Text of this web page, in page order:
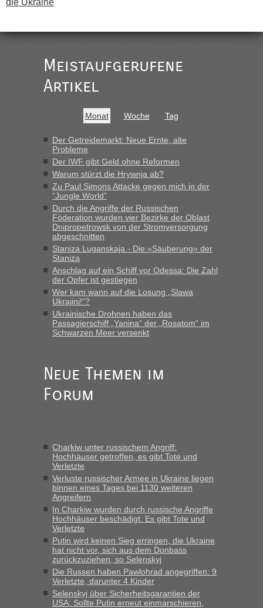
die Ukraine
Ist korrekt, aber ich finde man hätte trotzdem im Text gleich
darauf hinweisen können.
War aber nicht "böse" gemeint ...
buchbar - warum auch immer ...
Hab´s versucht - bekomme aber immer angezeigt "auf dieser
Strecke fahren wir nicht"
inBerichte und Reisetipps • Re: Mit dem Zug in
die Ukraine
„Man sollte aber explizit dazu schreiben, daß es ein Zug von
LeoExpress ist - und nur auf deren Webseite kann man die
Fahrkarten kaufen. Zumindest ist es die erste Umsteigefreie
Verbindung von Deutschland...“
Recht, Visa und Dokumente • Re: Deklaration
gebrauchter Kleidung beim Zoll
„Vielen Dank, mit einem Briefchen meiner Frau im Gepäck
gab es keine Probleme“
fast 11 Milliarden aufgedeckt
„Am besten wäre natürlich, wenn die Frau mit dabei ist.
Alleinreisende Männer stehen schließlich immer unter
Milliarden aufgedeckt
„Kein Zoll. Du musst an sich nur sagen dass das privat ist
und du nicht damit handeln willst. So lange das nicht
Originalverpackt ist und ersichlich das nicht neu sollte es
keine Probleme geben“
Recht, Visa und Dokumente • Deklaration
gebrauchter Kleidung beim Zoll
„Hallo Leute, ich weiß nicht, ob ich hier richtig bin mit meiner
Anfrage. Ich möchte 4 Umzugskartons mit gebrauchter
Straßen Kleidung bei der Einreise in die Ukraine
mitnehmen. Es ist gebrauchte Kleidung...“
Meistaufgerufene
Artikel
Monat Woche Tag
Der Getreidemarkt: Neue Ernte, alte
Probleme
Der IWF gibt Geld ohne Reformen
Warum stürzt die Hrywnja ab?
Zu Paul Simons Attacke gegen mich in der
“Jungle World”
Durch die Angriffe der Russischen
Föderation wurden vier Bezirke der Oblast
Dnipropetrowsk von der Stromversorgung
abgeschnitten
Staniza Luganskaja - Die «Säuberung» der
Staniza
Anschlag auf ein Schiff vor Odessa: Die Zahl
der Opfer ist gestiegen
Wer kam wann auf die Losung „Slawa
Ukrajini!“?
Ukrainische Drohnen haben das
Passagierschiff „Yanina“ der „Rosatom“ im
Schwarzen Meer versenkt
Neue Themen im
Forum
Charkiw unter russischem Angriff:
Hochhäuser getroffen, es gibt Tote und
Verletzte
Verluste russischer Armee in Ukraine liegen
binnen eines Tages bei 1130 weiteren
Angreifern
In Charkiw wurden durch russische Angriffe
Hochhäuser beschädigt: Es gibt Tote und
Verletzte
Putin wird keinen Sieg erringen, die Ukraine
hat nicht vor, sich aus dem Donbass
zurückzuziehen, so Selenskyj
Die Russen haben Pawlohrad angegriffen: 9
Verletzte, darunter 4 Kinder
Selenskyj über Sicherheitsgarantien der
USA: Sollte Putin erneut einmarschieren,